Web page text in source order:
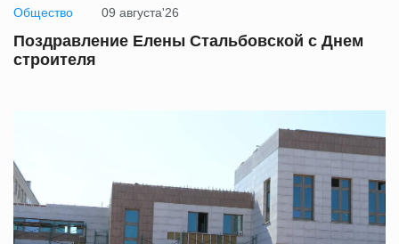
Общество 09 августа'26
Поздравление Елены Стальбовской с Днем
строителя